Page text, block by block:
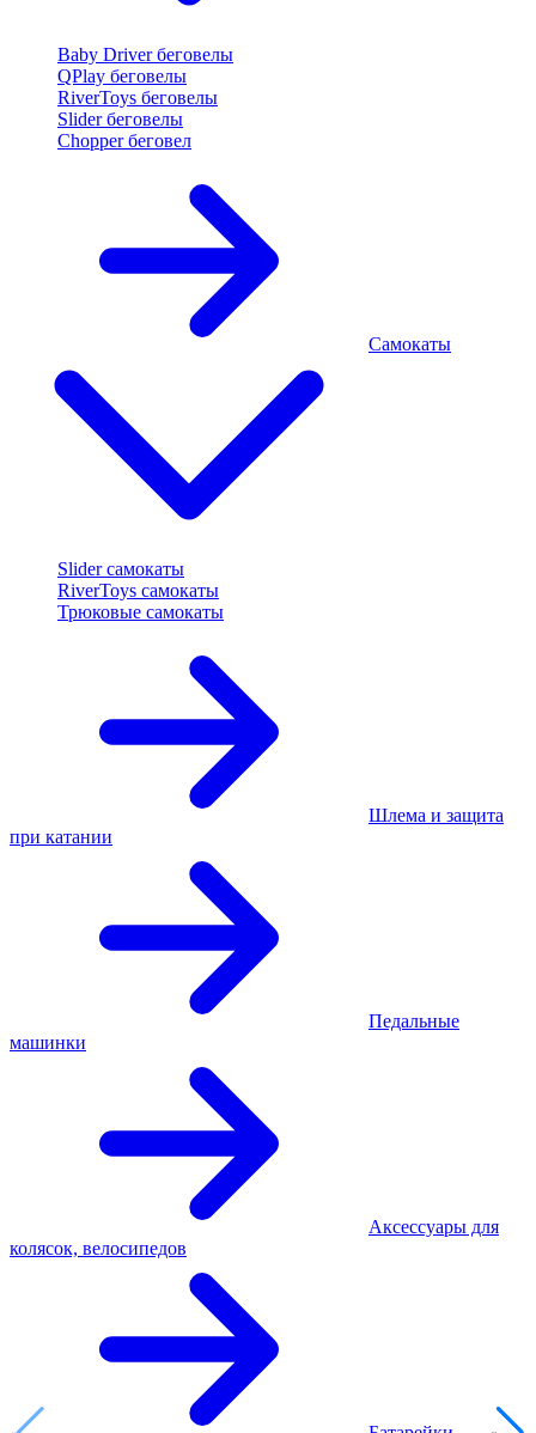
Baby Driver беговелы
QPlay беговелы
RiverToys беговелы
Slider беговелы
Chopper беговел
Самокаты
Slider самокаты
RiverToys самокаты
Трюковые самокаты
Шлема и защита
при катании
Педальные
машинки
Аксессуары для
колясок, велосипедов